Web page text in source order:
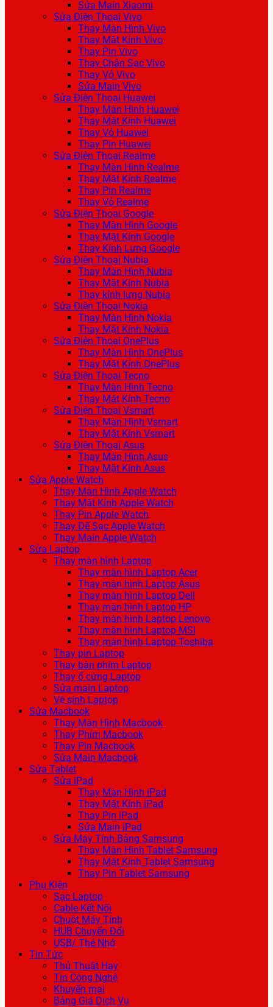
Sửa Main Xiaomi
Sửa Điện Thoại Vivo
Thay Màn Hình Vivo
Thay Mặt Kính Vivo
Thay Pin Vivo
Thay Chân Sạc Vivo
Thay Vỏ Vivo
Sửa Main Vivo
Sửa Điện Thoại Huawei
Thay Màn Hình Huawei
Thay Mặt Kính Huawei
Thay Vỏ Huawei
Thay Pin Huawei
Sửa Điện Thoại Realme
Thay Màn Hình Realme
Thay Mặt Kính Realme
Thay Pin Realme
Thay Vỏ Realme
Sửa Điện Thoại Google
Thay Màn Hình Google
Thay Mặt Kính Google
Thay Kính Lưng Google
Sửa Điện Thoại Nubia
Thay Màn Hình Nubia
Thay Mặt Kính Nubia
Thay kính lưng Nubia
Sửa Điện Thoại Nokia
Thay Màn Hình Nokia
Thay Mặt Kính Nokia
Sửa Điện Thoại OnePlus
Thay Màn Hình OnePlus
Thay Mặt Kính OnePlus
Sửa Điện Thoại Tecno
Thay Màn Hình Tecno
Thay Mặt Kính Tecno
Sửa Điện Thoại Vsmart
Thay Màn Hình Vsmart
Thay Mặt Kính Vsmart
Sửa Điện Thoại Asus
Thay Màn Hình Asus
Thay Mặt Kính Asus
Sửa Apple Watch
Thay Màn Hình Apple Watch
Thay Mặt Kính Apple Watch
Thay Pin Apple Watch
Thay Đế Sạc Apple Watch
Thay Main Apple Watch
Sửa Laptop
Thay màn hình Laptop
Thay màn hình Laptop Acer
Thay màn hình Laptop Asus
Thay màn hình Laptop Dell
Thay màn hình Laptop HP
Thay màn hình Laptop Lenovo
Thay màn hình Laptop MSI
Thay màn hình Laptop Toshiba
Thay pin Laptop
Thay bàn phím Laptop
Thay ổ cứng Laptop
Sửa main Laptop
Vệ sinh Laptop
Sửa Macbook
Thay Màn Hình Macbook
Thay Phím Macbook
Thay Pin Macbook
Sửa Main Macbook
Sửa Tablet
Sửa iPad
Thay Màn Hình iPad
Thay Mặt Kính iPad
Thay Pin iPad
Sửa Main iPad
Sửa Máy Tính Bảng Samsung
Thay Màn Hình Tablet Samsung
Thay Mặt Kính Tablet Samsung
Thay Pin Tablet Samsung
Phụ Kiện
Sạc Laptop
Cable Kết Nối
Chuột Máy Tính
HUB Chuyển Đổi
USB/ Thẻ Nhớ
Tin Tức
Thủ Thuật Hay
Tin Công Nghệ
Khuyến mại
Bảng Giá Dịch Vụ